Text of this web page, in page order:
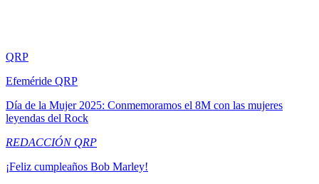
QRP
Efeméride QRP
Día de la Mujer 2025: Conmemoramos el 8M con las mujeres
leyendas del Rock
REDACCIÓN QRP
¡Feliz cumpleaños Bob Marley!